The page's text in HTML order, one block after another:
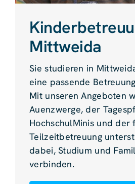
Mittweida
Sie studieren in
eine passende
Mit unseren Angeboten
Auenzwerge, der
HochschulMinis und der
Teilzeitbetreuung
dabei, Studium und
verbinden.